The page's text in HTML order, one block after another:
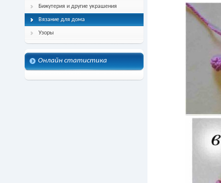
Бижутерия и другие украшения
Вязание для дома
Узоры
Онлайн статистика